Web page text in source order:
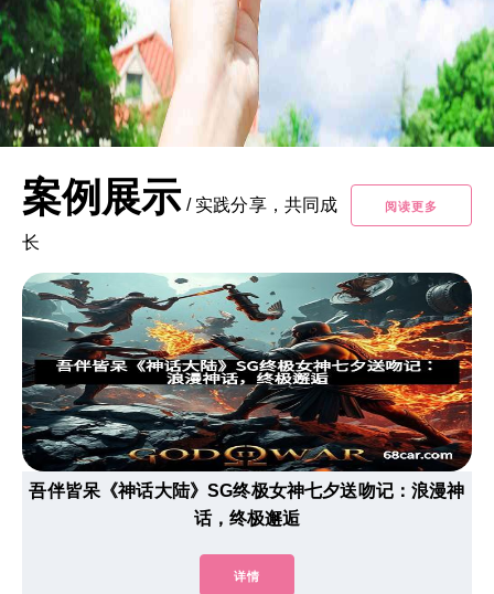
案例展示 / 实践分享，共同成
长
阅读更多
吾伴皆呆《神话大陆》SG终极女神七夕送吻记：浪漫神
话，终极邂逅
详情